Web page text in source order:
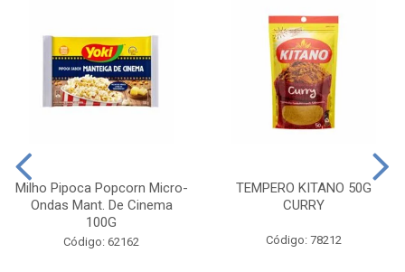
Milho Pipoca Popcorn Micro-
Ondas Mant. De Cinema
100G
Código: 62162
TEMPERO KITANO 50G
CURRY
Código: 78212